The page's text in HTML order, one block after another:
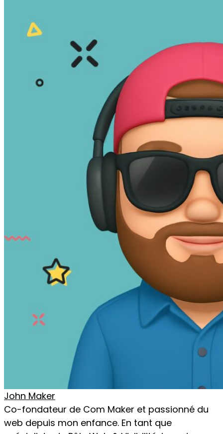
John Maker
Co-fondateur de Com Maker et passionné du
web depuis mon enfance. En tant que